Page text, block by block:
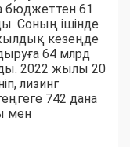
бюджеттен 61
Соның ішінде
кезеңде
64 млрд
2022 жылы 20
лизинг
742 дана
мен